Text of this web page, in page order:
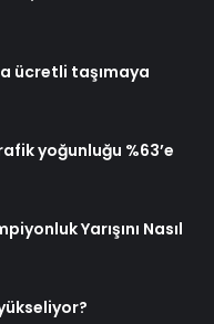
ücretli taşımaya
yoğunluğu %63’e
Yarışını Nasıl